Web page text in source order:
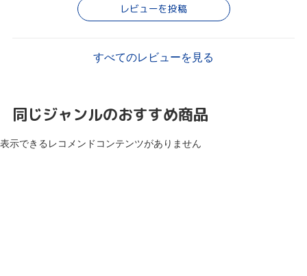
レビューを投稿
すべてのレビューを見る
同じジャンルのおすすめ商品
表示できるレコメンドコンテンツがありません